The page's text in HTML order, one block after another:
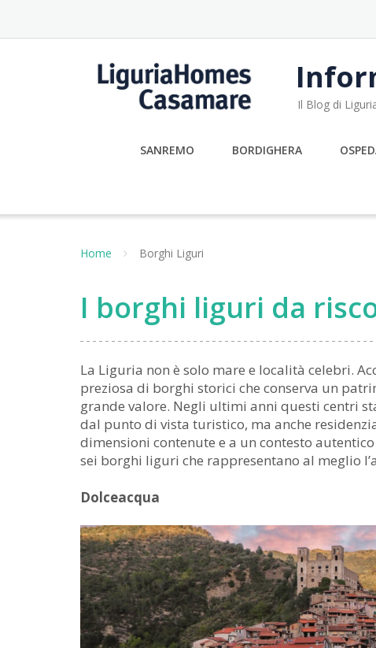
content
Il Blog di
SANREMO BORDIGHERA
Home Borghi Liguri
I borghi liguri da
La Liguria non è solo mare e località celebri.
preziosa di borghi storici che conserva un
grande valore. Negli ultimi anni questi centri
dal punto di vista turistico, ma anche
dimensioni contenute e a un contesto
sei borghi liguri che rappresentano al meglio
Dolceacqua